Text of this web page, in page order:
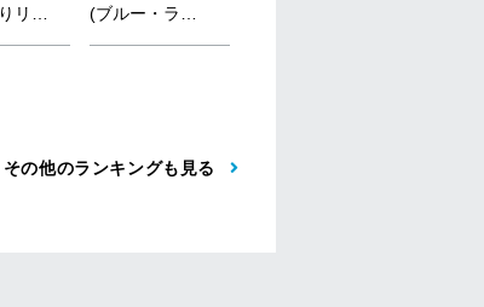
り リ
(ブルー ・ ラ
その他のランキングも見る